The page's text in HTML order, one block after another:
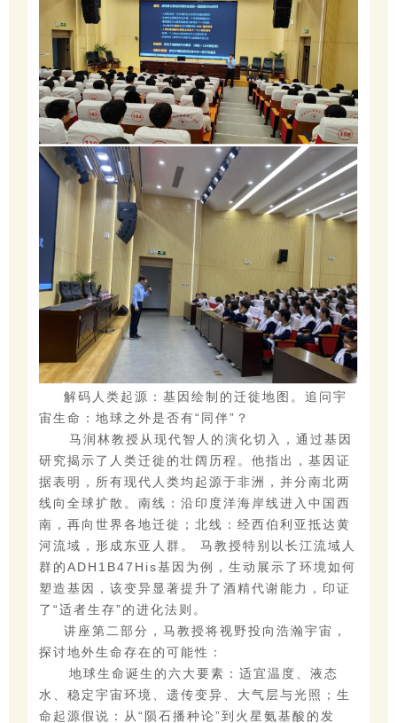
解码人类起源：基因绘制的迁徙地图。追问宇
宙生命：地球之外是否有“同伴”？
马润林教授从现代智人的演化切入，通过基因
研究揭示了人类迁徙的壮阔历程。他指出，基因证
据表明，所有现代人类均起源于非洲，并分南北两
线向全球扩散。南线：沿印度洋海岸线进入中国西
南，再向世界各地迁徙；北线：经西伯利亚抵达黄
河流域，形成东亚人群。马教授特别以长江流域人
群的ADH1B47His基因为例，生动展示了环境如何
塑造基因，该变异显著提升了酒精代谢能力，印证
了“适者生存”的进化法则。
讲座第二部分，马教授将视野投向浩瀚宇宙，
探讨地外生命存在的可能性：
地球生命诞生的六大要素：适宜温度、液态
水、稳定宇宙环境、遗传变异、大气层与光照；生
命起源假说：从“陨石播种论”到火星氨基酸的发